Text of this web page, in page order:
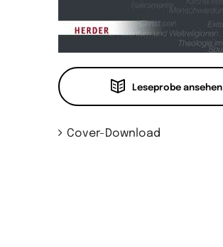
Leseprobe ansehen
Cover-Download